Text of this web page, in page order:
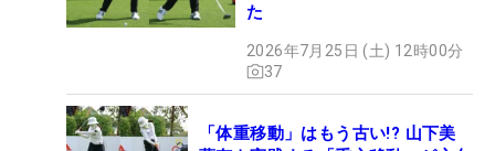
た
2026年7月25日 (土) 12時00分
37
「体重移動」はもう古い!? 山下美